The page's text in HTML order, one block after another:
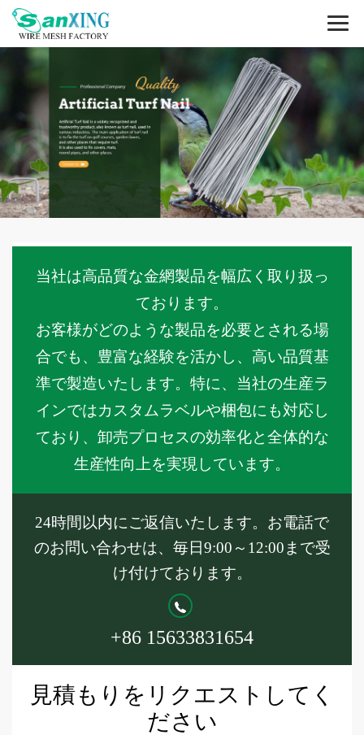
当社は高品質な金網製品を幅広く取り扱っ
ております。
お客様がどのような製品を必要とされる場
合でも、豊富な経験を活かし、高い品質基
準で製造いたします。特に、当社の生産ラ
インではカスタムラベルや梱包にも対応し
ており、卸売プロセスの効率化と全体的な
生産性向上を実現しています。
24時間以内にご返信いたします。お電話で
のお問い合わせは、毎日9:00～12:00まで受
け付けております。
+86 15633831654
見積もりをリクエストしてく
ださい